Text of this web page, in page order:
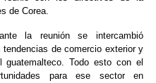
de Corea.
la reunión se intercambió
de comercio exterior y
Todo esto con el
para ese sector en